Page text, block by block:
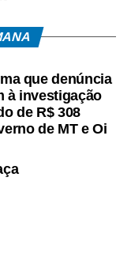
que denúncia
à investigação
de R$ 308
de MT e Oi